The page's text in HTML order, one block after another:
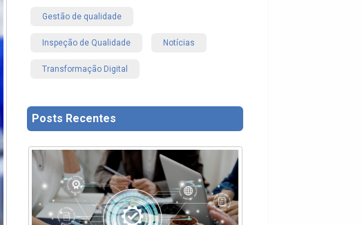
Gestão de qualidade
Inspeção de Qualidade Notícias
Transformação Digital
Posts Recentes